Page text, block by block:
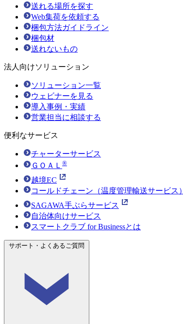
送れる場所を探す
Web集荷を依頼する
梱包方法ガイドライン
梱包材
送れないもの
法人向けソリューション
ソリューション一覧
ウェビナーを見る
導入事例・実績
営業担当に相談する
便利なサービス
チャーターサービス
ＧＯＡＬ ®
越境EC
コールドチェーン（温度管理輸送サービス）
SAGAWA手ぶらサービス
自治体向けサービス
スマートクラブ for Businessとは
サポート・よくあるご質問